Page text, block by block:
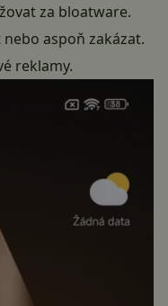
za bloatware.
aspoň zakázat.
reklamy.